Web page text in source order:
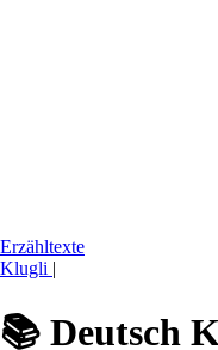
Erzähltexte
Klugli |
📚 Deutsch